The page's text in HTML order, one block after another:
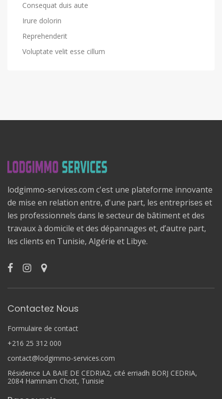
Consequat duis aute
Irure dolorin
Reprehenderit
Voluptate velit esse cillum
lodgimmo-services.com c'est une plateforme innovante
de mise en relation entre, d'une part, les entreprises et
les professionnels dans le secteur de bâtiment et des
travaux à domicile et des dépannages et, d’autre part,
les clients en Tunisie, Algérie et Libye.
Contactez Nous
Formulaire de contact
+216 25 312 000
contact@lodgimmo-services.com
Résidence LA BAIE DE CEDRIA2, cité erriadh BORJ CEDRIA,
2084 Hammam Chott, Tunisie